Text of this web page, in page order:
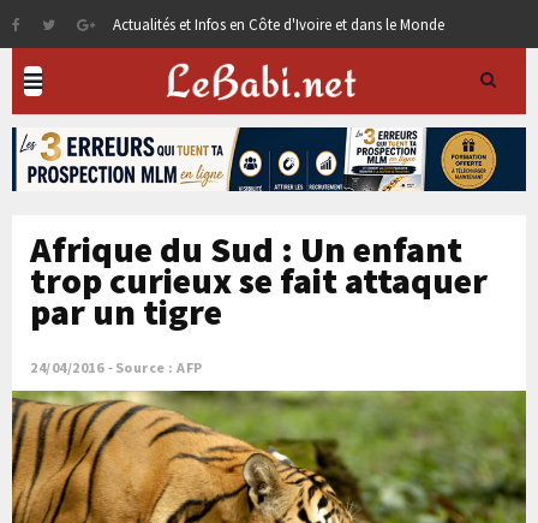
Actualités et Infos en Côte d'Ivoire et dans le Monde
Afrique du Sud : Un enfant
trop curieux se fait attaquer
par un tigre
24/04/2016 Source : AFP